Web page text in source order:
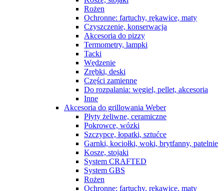
Rożen
Ochronne: fartuchy, rękawice, maty
Czyszczenie, konserwacja
Akcesoria do pizzy
Termometry, lampki
Tacki
Wędzenie
Zrębki, deski
Części zamienne
Do rozpalania: węgiel, pellet, akcesoria
Inne
Akcesoria do grillowania Weber
Płyty żeliwne, ceramiczne
Pokrowce, wózki
Szczypce, łopatki, sztućce
Garnki, kociołki, woki, brytfanny, patelnie
Kosze, stojaki
System CRAFTED
System GBS
Rożen
Ochronne: fartuchy, rękawice, maty